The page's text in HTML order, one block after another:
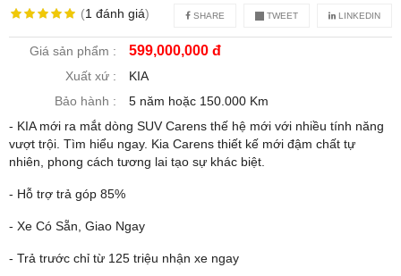
(1 đánh giá) SHARE TWEET LINKEDIN
Giá sản phẩm : 599,000,000 đ
Xuất xứ :
KIA
Bảo hành :
5 năm hoặc 150.000 Km
- KIA mới ra mắt dòng SUV Carens thế hệ mới với nhiều tính năng
vượt trội. Tìm hiểu ngay. Kia Carens thiết kế mới đậm chất tự
nhiên, phong cách tương lai tạo sự khác biệt.
- Hỗ trợ trả góp 85%
- Xe Có Sẵn, Giao Ngay
- Trả trước chỉ từ 125 triệu nhận xe ngay